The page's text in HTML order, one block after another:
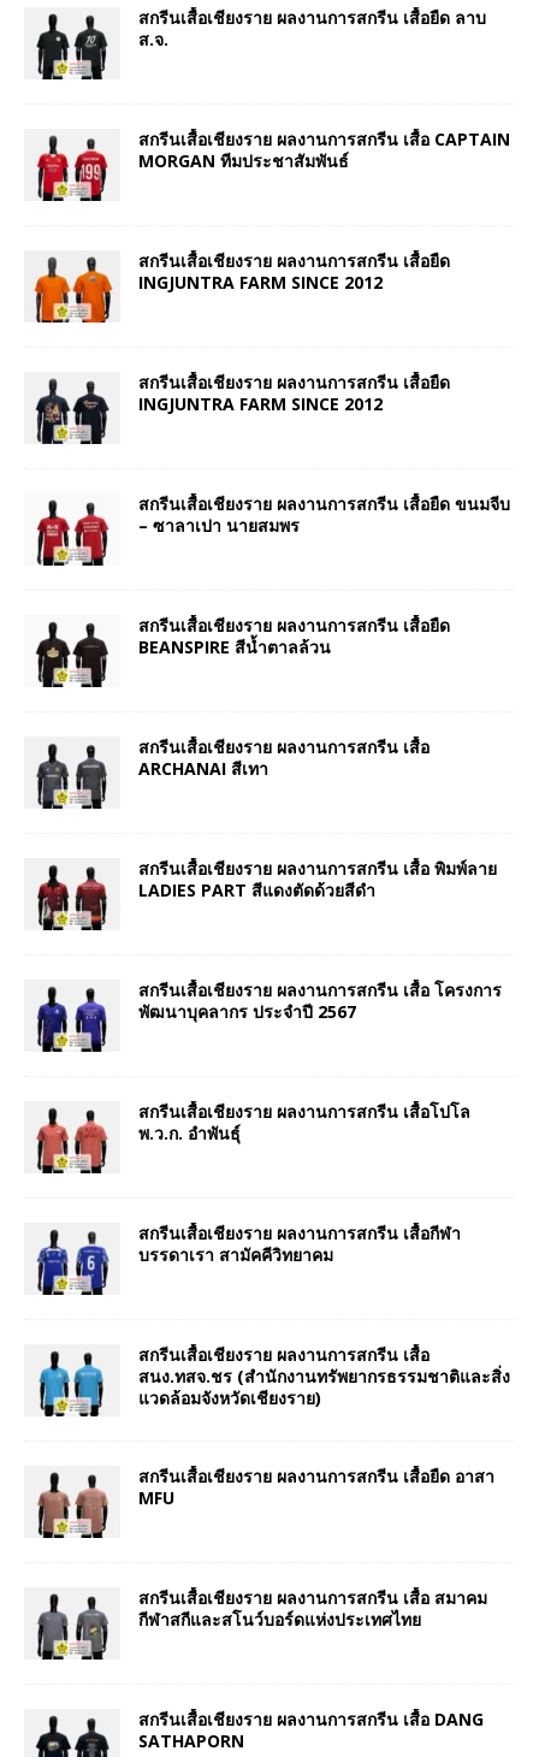
สกรีนเสื้อเชียงราย ผลงานการสกรีน เสื้อยืด ลาบ
ส.จ.
สกรีนเสื้อเชียงราย ผลงานการสกรีน เสื้อ CAPTAIN
MORGAN ทีมประชาสัมพันธ์
สกรีนเสื้อเชียงราย ผลงานการสกรีน เสื้อยืด
INGJUNTRA FARM SINCE 2012
สกรีนเสื้อเชียงราย ผลงานการสกรีน เสื้อยืด
INGJUNTRA FARM SINCE 2012
สกรีนเสื้อเชียงราย ผลงานการสกรีน เสื้อยืด ขนมจีบ
– ซาลาเปา นายสมพร
สกรีนเสื้อเชียงราย ผลงานการสกรีน เสื้อยืด
BEANSPIRE สีน้ำตาลล้วน
สกรีนเสื้อเชียงราย ผลงานการสกรีน เสื้อ
ARCHANAI สีเทา
สกรีนเสื้อเชียงราย ผลงานการสกรีน เสื้อ พิมพ์ลาย
LADIES PART สีแดงตัดด้วยสีดำ
สกรีนเสื้อเชียงราย ผลงานการสกรีน เสื้อ โครงการ
พัฒนาบุคลากร ประจำปี 2567
สกรีนเสื้อเชียงราย ผลงานการสกรีน เสื้อโปโล
พ.ว.ก. อำพันธุ์
สกรีนเสื้อเชียงราย ผลงานการสกรีน เสื้อกีฬา
บรรดาเรา สามัคคีวิทยาคม
สกรีนเสื้อเชียงราย ผลงานการสกรีน เสื้อ
สนง.ทสจ.ชร (สำนักงานทรัพยากรธรรมชาติและสิ่ง
แวดล้อมจังหวัดเชียงราย)
สกรีนเสื้อเชียงราย ผลงานการสกรีน เสื้อยืด อาสา
MFU
สกรีนเสื้อเชียงราย ผลงานการสกรีน เสื้อ สมาคม
กีฬาสกีและสโนว์บอร์ดแห่งประเทศไทย
สกรีนเสื้อเชียงราย ผลงานการสกรีน เสื้อ DANG
SATHAPORN